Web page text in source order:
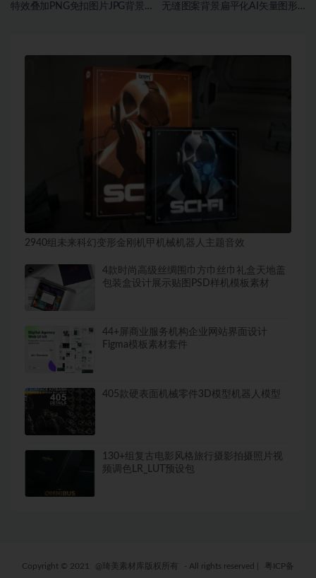
特效叠加PNG免扣图片JPG背景素
无缝图案背景扁平化AI矢量图形
2940组未来科幻变形金刚机甲机械机器人主题音效
4款时尚高级丝绸围巾方巾丝巾礼盒天地盖
包装盒设计展示贴图PSD样机模板素材
44+屏商业服务机构企业网站界面设计
Figma模板素材套件
405款硬表面机械零件3D模型机器人模型
130+组复古电影风格旅行摄影拍摄照片视
频调色LR_LUT预设包
Copyright © 2021 @琦美素材库版权所有 - All rights reserved 粤ICP备